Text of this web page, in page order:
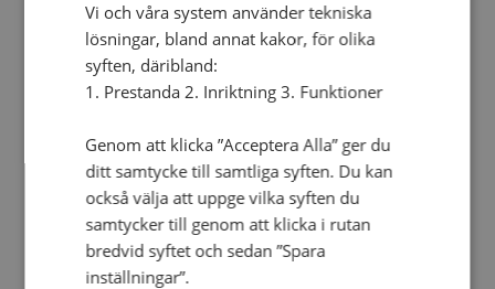
Materialbank
Redovisning och lönehantering
Kyrkoavgiften
LOGGA IN
Medlemsregister (NGOPRO)
Personalförsäkringar
SAMP – personalförbundet
Kontakt
Kalender
Lediga tjänster
SAU
Vi och våra system använder tekniska
lösningar, bland annat kakor, för olika
syften, däribland:
1. Prestanda 2. Inriktning 3. Funktioner
Genom att klicka ”Acceptera Alla” ger du
ditt samtycke till samtliga syften. Du kan
också välja att uppge vilka syften du
samtycker till genom att klicka i rutan
bredvid syftet och sedan ”Spara
inställningar”.